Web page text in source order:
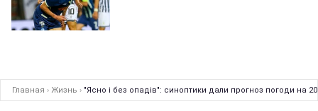
Главная › Жизнь › "Ясно і без опадів": синоптики дали прогноз погоди на